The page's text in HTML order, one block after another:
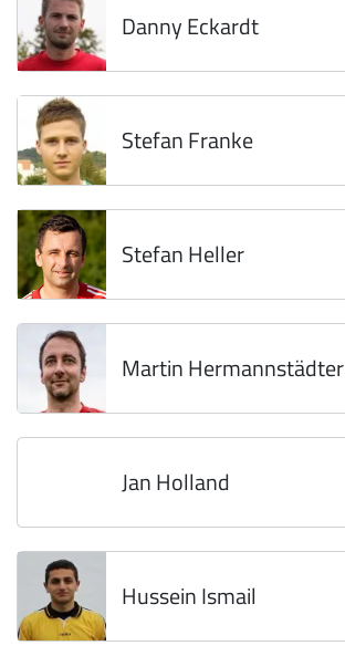
Danny Eckardt
Stefan Franke
Stefan Heller
Martin Hermannstädter
Jan Holland
Hussein Ismail